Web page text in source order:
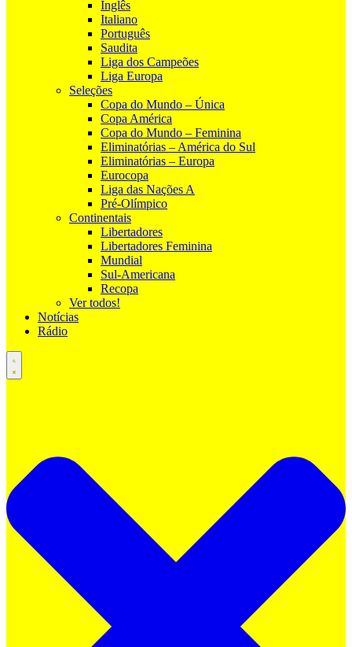
Inglês
Italiano
Português
Saudita
Liga dos Campeões
Liga Europa
Seleções
Copa do Mundo – Única
Copa América
Copa do Mundo – Feminina
Eliminatórias – América do Sul
Eliminatórias – Europa
Eurocopa
Liga das Nações A
Pré-Olímpico
Continentais
Libertadores
Libertadores Feminina
Mundial
Sul-Americana
Recopa
Ver todos!
Notícias
Rádio